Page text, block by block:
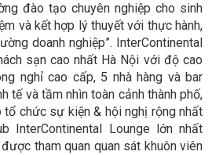
đào tạo chuyên nghiệp cho sinh
và kết hợp lý thuyết với thực hành,
doanh nghiệp”. InterContinental
sạn cao nhất Hà Nội với độ cao
nghỉ cao cấp, 5 nhà hàng và bar
tế và tầm nhìn toàn cảnh thành phố,
chức sự kiện & hội nghị rộng nhất
InterContinental Lounge lớn nhất
tham quan quan sát khuôn viên